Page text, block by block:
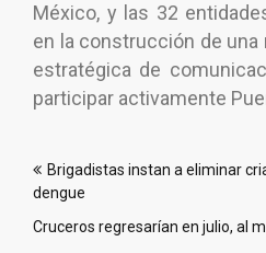
México, y las 32
en la construcción de una
estratégica de
participar activamente
de
entradas
Brigadistas instan a eliminar
dengue
Cruceros regresarían en julio, al